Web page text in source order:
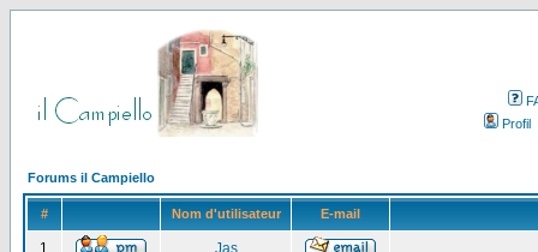
Profil
Forums il Campiello
# Nom d'utilisateur E-mail
1 Jas